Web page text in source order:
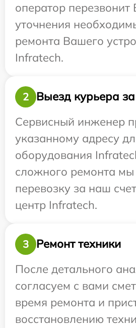
оператор перезвонит
уточнения
ремонта Вашего
Infratech.
2
Выезд курьера
Сервисный инженер
указанному адресу
оборудования
сложного ремонта мы
перевозку за наш
центр Infratech.
3
Ремонт техники
После детального
согласуем с вами
время ремонта и
восстановлению